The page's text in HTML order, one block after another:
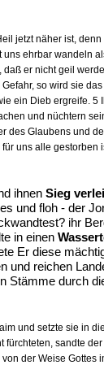
jetzt näher ist,
ehrbar wandeln
daß er nicht geil
so wird sie
ein Dieb ergreife.
und nüchtern
des Glaubens und
uns alle
ihnen Sieg
und floh - der
ihr
in einen
Er diese
reichen
Stämme durch
und setzte sie in
sandte
der Weise Gottes